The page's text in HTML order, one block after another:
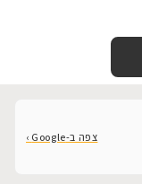
צפה ב-Google ›